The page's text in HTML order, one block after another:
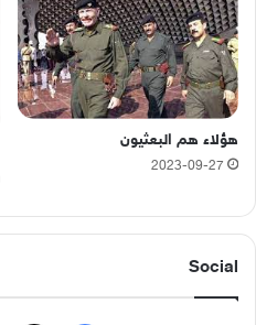
هؤلاء هم البعثيون
2023-09-27
Social